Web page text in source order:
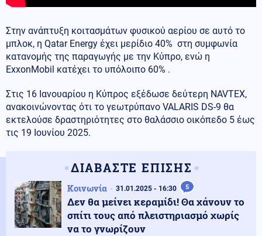
Στην ανάπτυξη κοιτασμάτων φυσικού αερίου σε αυτό το
μπλοκ, η Qatar Energy έχει μερίδιο 40% στη συμφωνία
κατανομής της παραγωγής με την Κύπρο, ενώ η
ExxonMobil κατέχει το υπόλοιπο 60% .
Στις 16 Ιανουαρίου η Κύπρος εξέδωσε δεύτερη NAVTEX,
ανακοινώνοντας ότι το γεωτρύπανο VALARIS DS-9 θα
εκτελούσε δραστηριότητες στο θαλάσσιο οικόπεδο 5 έως
τις 19 Ιουνίου 2025.
ΔΙΑΒΑΣΤΕ ΕΠΙΣΗΣ
Κοινωνία 31.01.2025 - 16:30 5
Δεν θα μείνει κεραμίδι! Θα χάνουν το
σπίτι τους από πλειστηριασμό χωρίς
να το γνωρίζουν